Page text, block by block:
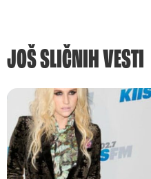
JOŠ SLIČNIH VESTI